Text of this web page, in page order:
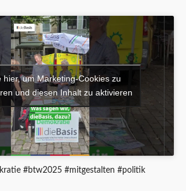
hier, um Marketing-Cookies zu
und diesen Inhalt zu aktivieren
#btw2025 #mitgestalten #politik